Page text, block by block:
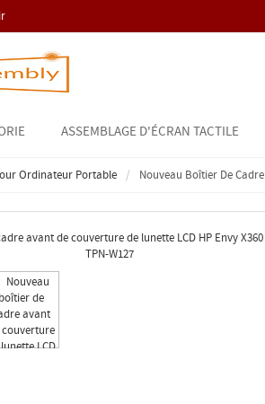
ASSEMBLAGE D'ÉCRAN TACTILE
Ordinateur Portable Nouveau Boîtier De